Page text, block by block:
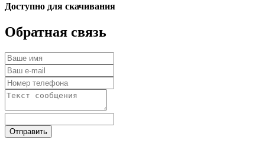
Доступно для скачивания
Обратная связь
Отправить